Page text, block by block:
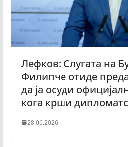
Лефков: Слугата на
Филипче отиде
да ја осуди
кога крши
28.06.2026